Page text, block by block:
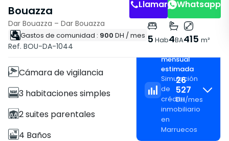
Bouazza
Dar Bouazza – Dar Bouazza
Gastos de comunidad : 900 DH / mes
Ref. BOU-DA-1044
5 Hab4BA415 m²
Llamar Whatsapp
Características
Villa
Cámara de vigilancia
3 habitaciones simples
2 suites parentales
4 Baños
mensual
estimada
Simulación
de
crédito
inmobiliario
en
Marruecos
26
527
DH/mes